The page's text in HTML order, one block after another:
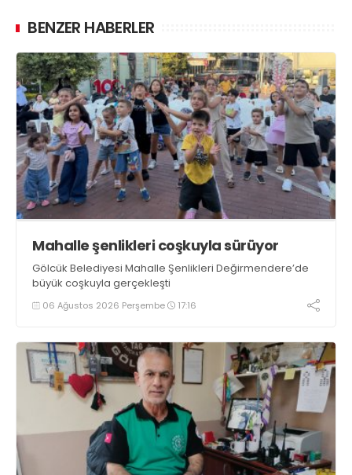
BENZER HABERLER
Mahalle şenlikleri coşkuyla sürüyor
Gölcük Belediyesi Mahalle Şenlikleri Değirmendere’de
büyük coşkuyla gerçekleşti
06 Ağustos 2026 Perşembe 17:16